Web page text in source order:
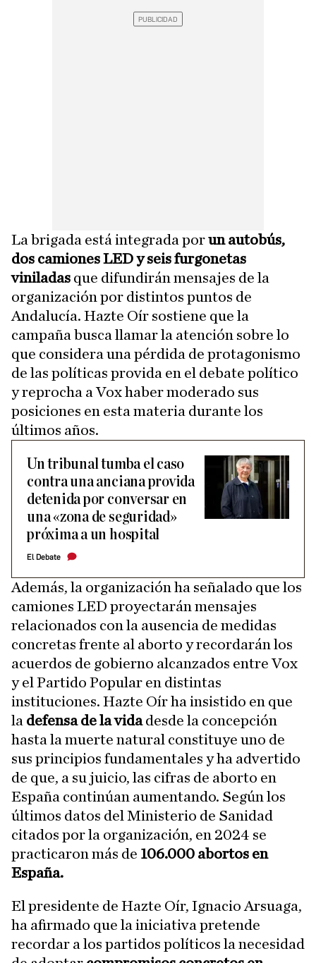
La brigada está integrada porun autobús,
dos camiones LED y seis furgonetas
viniladas que difundirán mensajes de la
organización por distintos puntos de
Andalucía. Hazte Oír sostiene que la
campaña busca llamar la atención sobre lo
que considera una pérdida de protagonismo
de las políticas provida en el debate político
y reprocha a Vox haber moderado sus
posiciones en esta materia durante los
últimos años.
Un tribunal tumba el caso
contra una anciana provida
detenida por conversar en
una «zona de seguridad»
próxima a un hospital
El Debate
Además, la organización ha señalado que los
camiones LED proyectarán mensajes
relacionados con la ausencia de medidas
concretas frente al aborto y recordarán los
acuerdos de gobierno alcanzados entre Vox
y el Partido Popular en distintas
instituciones. Hazte Oír ha insistido en que
la defensa de la vidadesde la concepción
hasta la muerte natural constituye uno de
sus principios fundamentales y ha advertido
de que, a su juicio, las cifras de aborto en
España continúan aumentando. Según los
últimos datos del Ministerio de Sanidad
citados por la organización, en 2024 se
practicaron más de 106.000 abortos en
España.
El presidente de Hazte Oír, Ignacio Arsuaga,
ha afirmado que la iniciativa pretende
recordar a los partidos políticos la necesidad